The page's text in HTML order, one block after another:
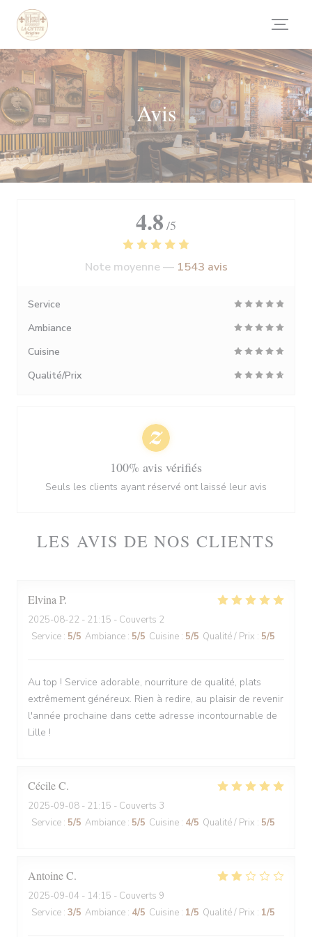
Personnalisation de vos choix en matière de cookies
Avis
LES AVIS DE NOS CLIENTS
Elvina P
2025-08-22 - 21:15 - Couverts 2
Service : 5/5 Ambiance : 5/5 Cuisine : 5/5 Qualité / Prix : 5/5
Au top ! Service adorable, nourriture de qualité, plats
extrêmement généreux. Rien à redire, au plaisir de revenir
l'année prochaine dans cette adresse incontournable de
Lille !
CécileC
2025-09-08 - 21:15 - Couverts 3
Service : 5/5 Ambiance : 5/5 Cuisine : 4/5 Qualité / Prix : 5/5
AntoineC
2025-09-04 - 14:15 - Couverts 9
Service : 3/5 Ambiance : 4/5 Cuisine : 1/5 Qualité / Prix : 1/5
4.8 /5
Note moyenne — 1543 avis
Service
Ambiance
Cuisine
Qualité/Prix
100% avis vérifiés
Seuls les clients ayant réservé ont laissé leur avis